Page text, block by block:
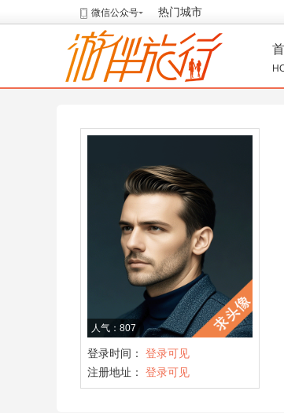
微信公众号 热门城市
人气：807
登录时间： 登录可见
注册地址： 登录可见